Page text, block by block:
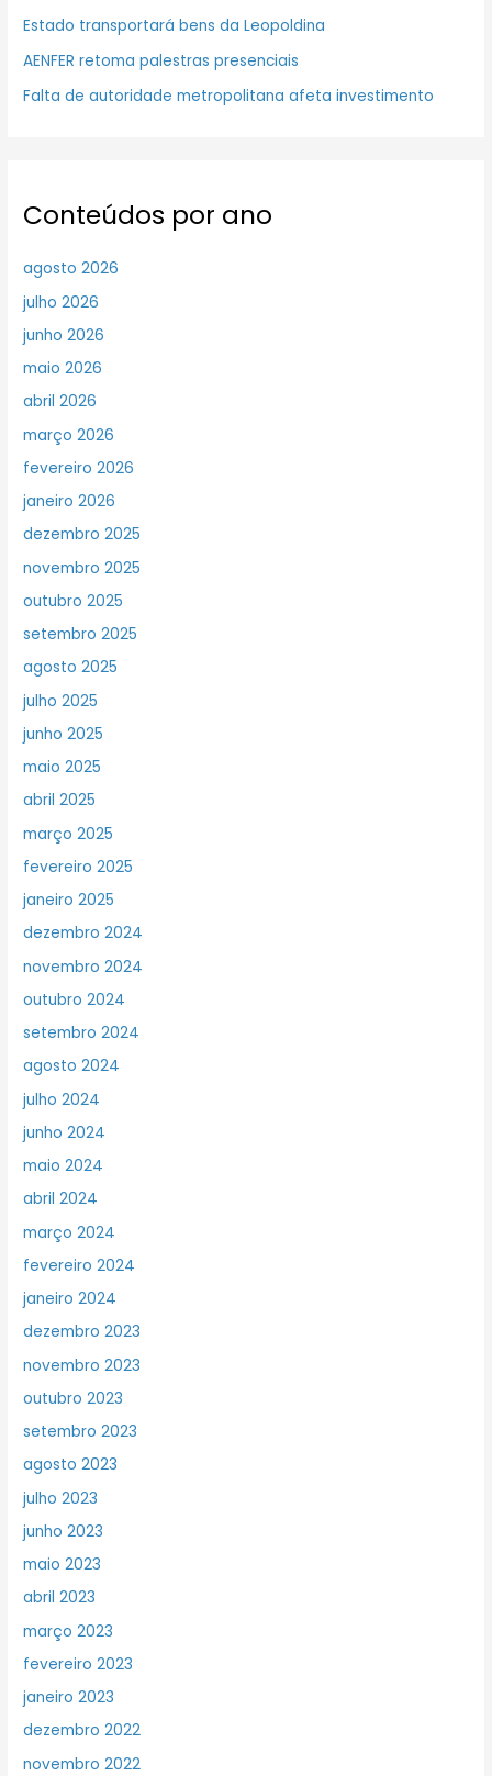
Estado transportará bens da Leopoldina
AENFER retoma palestras presenciais
Falta de autoridade metropolitana afeta investimento
Conteúdos por ano
agosto 2026
julho 2026
junho 2026
maio 2026
abril 2026
março 2026
fevereiro 2026
janeiro 2026
dezembro 2025
novembro 2025
outubro 2025
setembro 2025
agosto 2025
julho 2025
junho 2025
maio 2025
abril 2025
março 2025
fevereiro 2025
janeiro 2025
dezembro 2024
novembro 2024
outubro 2024
setembro 2024
agosto 2024
julho 2024
junho 2024
maio 2024
abril 2024
março 2024
fevereiro 2024
janeiro 2024
dezembro 2023
novembro 2023
outubro 2023
setembro 2023
agosto 2023
julho 2023
junho 2023
maio 2023
abril 2023
março 2023
fevereiro 2023
janeiro 2023
dezembro 2022
novembro 2022